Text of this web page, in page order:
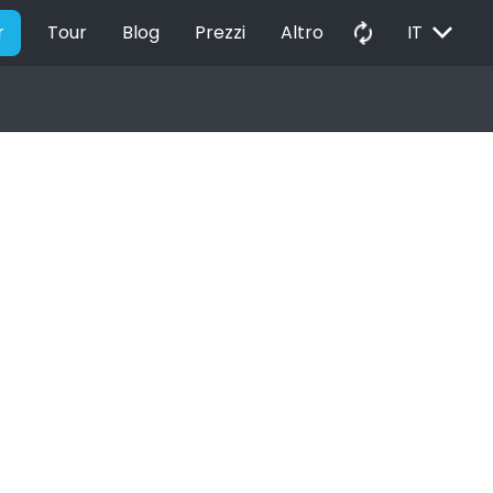
Tour Blog Prezzi Altro autorenew IT EXPAND_MORE